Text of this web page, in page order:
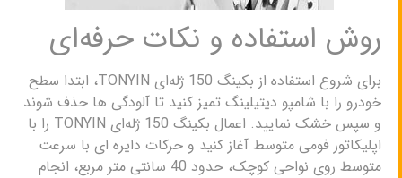
روش استفاده و نکات حرفه‌ای
برای شروع استفاده از بکینگ 150 ژله‌ای TONYIN، ابتدا سطح
خودرو را با شامپو دیتیلینگ تمیز کنید تا آلودگی ها حذف شوند
و سپس خشک نمایید. اعمال بکینگ 150 ژله‌ای TONYIN را با
اپلیکاتور فومی متوسط آغاز کنید و حرکات دایره ای با سرعت
متوسط روی نواحی کوچک، حدود 40 سانتی متر مربع، انجام